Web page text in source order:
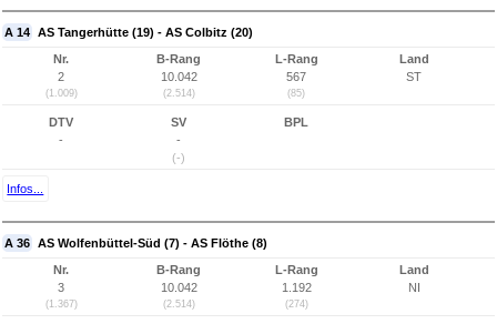
A 14 AS Tangerhütte (19) - AS Colbitz (20)
Nr.
2
(1.009)
B-Rang
10.042
(2.514)
L-Rang
567
(85)
Land
ST
DTV
-
SV
-
(-)
BPL
Infos...
A 36 AS Wolfenbüttel-Süd (7) - AS Flöthe (8)
Nr.
3
(1.367)
B-Rang
10.042
(2.514)
L-Rang
1.192
(274)
Land
NI